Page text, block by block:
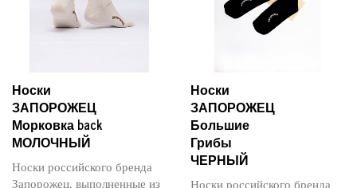
Носки
ЗАПОРОЖЕЦ
Морковка back
МОЛОЧНЫЙ
Носки российского бренда
Запорожец, выполненные из
Носки
ЗАПОРОЖЕЦ
Большие
Грибы
ЧЕРНЫЙ
Носки российского бренда